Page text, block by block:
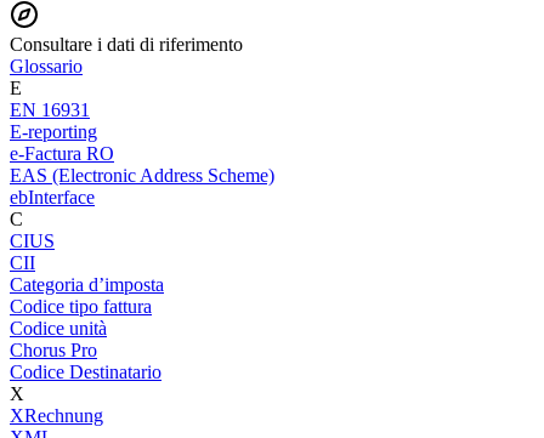
Consultare i dati di riferimento
Glossario
E
EN 16931
E-reporting
e-Factura RO
EAS (Electronic Address Scheme)
ebInterface
C
CIUS
CII
Categoria d’imposta
Codice tipo fattura
Codice unità
Chorus Pro
Codice Destinatario
X
XRechnung